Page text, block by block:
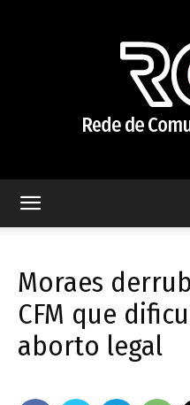
Moraes
CFM que
aborto legal